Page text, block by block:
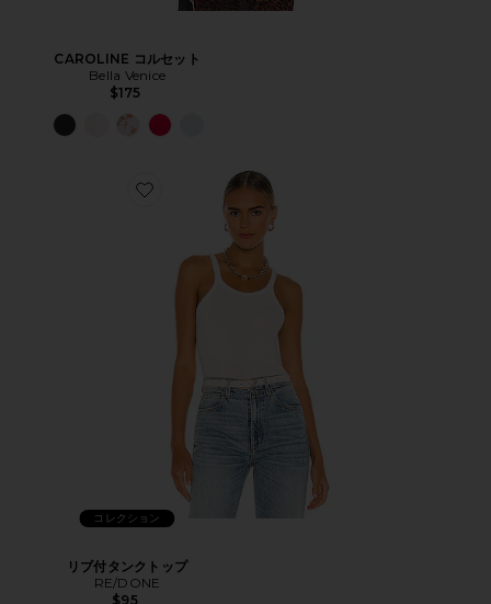
CAROLINE コルセット
Bella Venice
$175
コレクション
リブ付タンクトップ
RE/DONE
$95